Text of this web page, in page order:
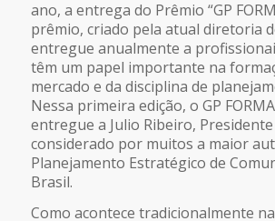
ano, a entrega do Prêmio “GP
prêmio, criado pela atual diretoria
entregue anualmente a
têm um papel importante na
mercado e da disciplina de
Nessa primeira edição, o GP
entregue a Julio Ribeiro,
considerado por muitos a maior
Planejamento Estratégico de
Brasil.
Como acontece tradicionalmente